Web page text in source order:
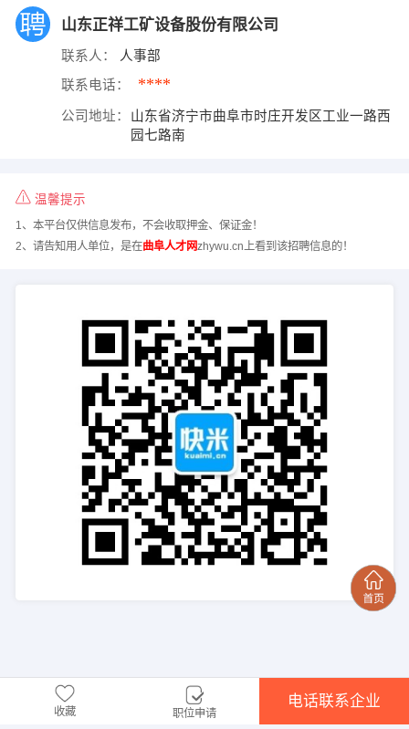
山东正祥工矿设备股份有限公司
联系人： 人事部
联系电话： ****
公司地址：
山东省济宁市曲阜市时庄开发区工业一路西
园七路南
温馨提示
1、本平台仅供信息发布，不会收取押金、保证金！
2、请告知用人单位，是在曲阜人才网zhywu.cn上看到该招聘信息的！
收藏 职位申请
电话联系企业